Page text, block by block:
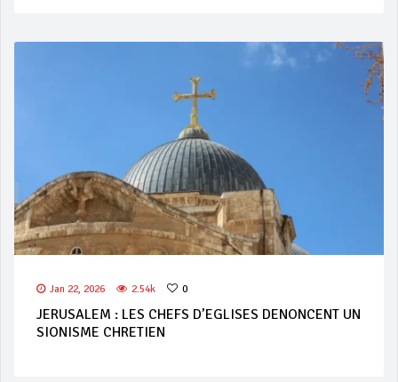
Jan 22, 2026 2.54k 0
JERUSALEM : LES CHEFS D’EGLISES DENONCENT UN
SIONISME CHRETIEN